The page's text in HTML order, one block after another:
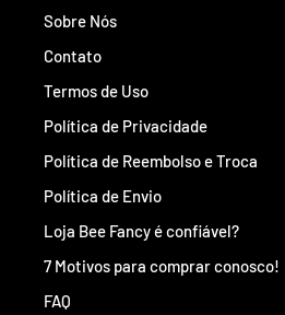
Sobre Nós
Contato
Termos de Uso
Política de Privacidade
Política de Reembolso e Troca
Política de Envio
Loja Bee Fancy é confiável?
7 Motivos para comprar conosco!
FAQ